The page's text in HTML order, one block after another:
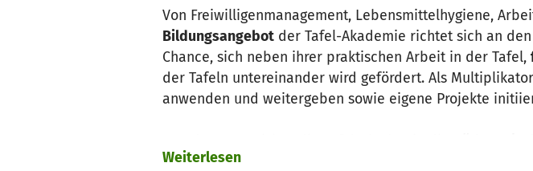
Von Freiwilligenmanagement, Lebensmittelhygiene,
Bildungsangebot der Tafel-Akademie richtet sich an
Chance, sich neben ihrer praktischen Arbeit in der Tafel,
der Tafeln untereinander wird gefördert. Als
anwenden und weitergeben sowie eigene Projekte
Projekte in den Tafeln vor Ort.
Weiterlesen